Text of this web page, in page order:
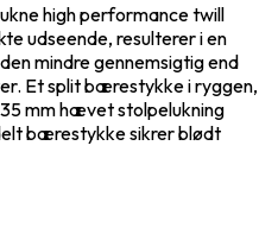
high performance twill
udseende, resulterer i en
mindre gennemsigtig end
Et split bærestykke i ryggen,
mm hævet stolpelukning
bærestykke sikrer blødt